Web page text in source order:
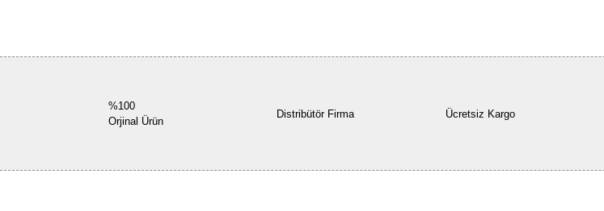
%100
Orjinal Ürün
Distribütör Firma Ücretsiz Kargo